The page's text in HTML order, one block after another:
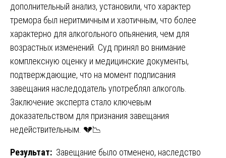
дополнительный анализ, установили, что характер
тремора был неритмичным и хаотичным, что более
характерно для алкогольного опьянения, чем для
возрастных изменений. Суд принял во внимание
комплексную оценку и медицинские документы,
подтверждающие, что на момент подписания
завещания наследодатель употреблял алкоголь.
Заключение эксперта стало ключевым
доказательством для признания завещания
недействительным. 💔📉
Результат: Завещание было отменено, наследство